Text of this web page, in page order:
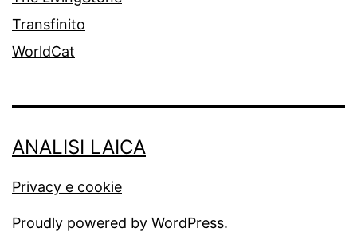
Transfinito
WorldCat
ANALISI LAICA
Privacy e cookie
Proudly powered by WordPress.